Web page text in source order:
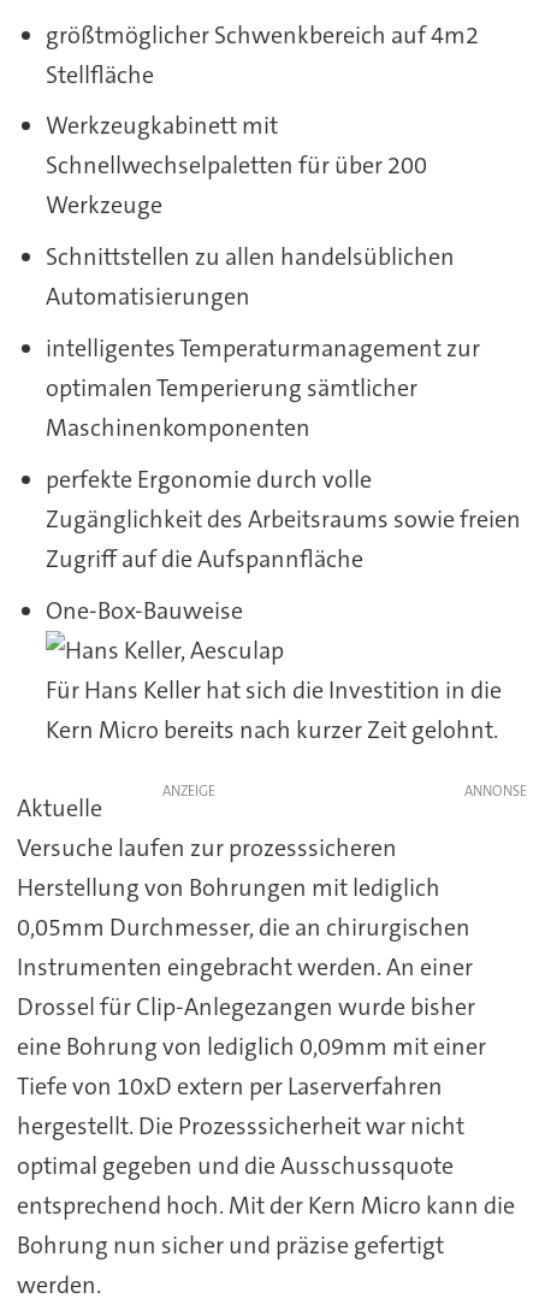
größtmöglicher Schwenkbereich auf 4m2
Stellfläche
Werkzeugkabinett mit
Schnellwechselpaletten für über 200
Werkzeuge
Schnittstellen zu allen handelsüblichen
Automatisierungen
intelligentes Temperaturmanagement zur
optimalen Temperierung sämtlicher
Maschinenkomponenten
perfekte Ergonomie durch volle
Zugänglichkeit des Arbeitsraums sowie freien
Zugriff auf die Aufspannfläche
One-Box-Bauweise
Für Hans Keller hat sich die Investition in die
Kern Micro bereits nach kurzer Zeit gelohnt.
ANZEIGE
Aktuelle
Versuche laufen zur prozesssicheren
Herstellung von Bohrungen mit lediglich
0,05mm Durchmesser, die an chirurgischen
Instrumenten eingebracht werden. An einer
Drossel für Clip-Anlegezangen wurde bisher
eine Bohrung von lediglich 0,09mm mit einer
Tiefe von 10xD extern per Laserverfahren
hergestellt. Die Prozesssicherheit war nicht
optimal gegeben und die Ausschussquote
entsprechend hoch. Mit der Kern Micro kann die
Bohrung nun sicher und präzise gefertigt
werden.